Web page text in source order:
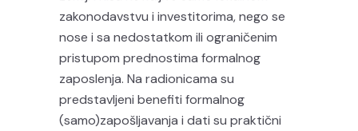
zakonodavstvu i investitorima, nego se
nose i sa nedostatkom ili ograničenim
pristupom prednostima formalnog
zaposlenja. Na radionicama su
predstavljeni benefiti formalnog
(samo)zapošljavanja i dati su praktični